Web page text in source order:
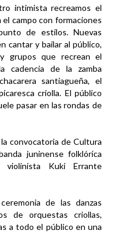
intimista recreamos el
campo con formaciones
de estilos. Nuevas
cantar y bailar al público,
grupos que recrean el
cadencia de la zamba
santiagueña, el
criolla. El público
pasar en las rondas de
convocatoria de Cultura
juninense folklórica
violinista Kuki Errante
de las danzas
de orquestas criollas,
a todo el público en una